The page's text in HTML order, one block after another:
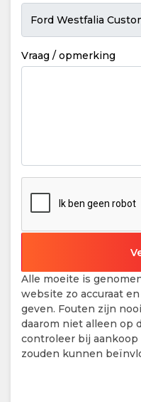
Vraag / opmerking
Alle moeite is
website zo accuraat
geven. Fouten zijn
daarom niet alleen op
controleer bij
zouden kunnen